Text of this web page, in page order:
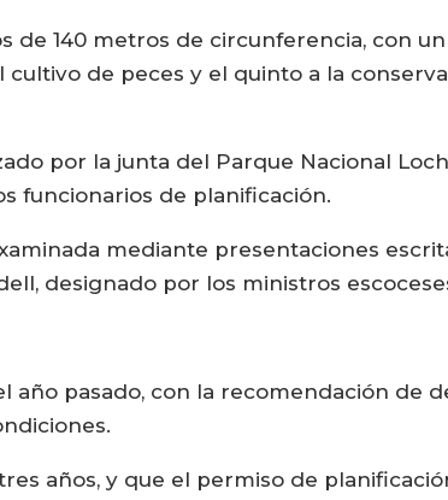
de 140 metros de circunferencia, con
de peces y el quinto a la
por la junta del Parque Nacional
funcionarios de planificación.
mediante presentaciones
designado por los ministros
pasado, con la recomendación de
años, y que el permiso de